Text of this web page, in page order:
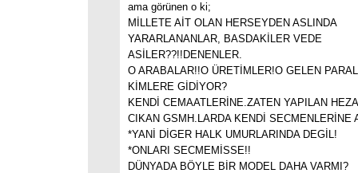
ama görünen o ki;
MİLLETE AİT OLAN HERSEYDEN ASLINDA
YARARLANANLAR, BASDAKİLER VEDE
ASİLER??!!DENENLER.
O ARABALAR!!O ÜRETİMLER!O GELEN
KİMLERE GİDİYOR?
KENDİ CEMAATLERİNE.ZATEN YAPILAN
CIKAN GSMH.LARDA KENDİ SECMENLERİNE
*YANİ DİGER HALK UMURLARINDA DEGİL!
*ONLARI SECMEMİSSE!!
DÜNYADA BÖYLE BİR MODEL DAHA VARMI?